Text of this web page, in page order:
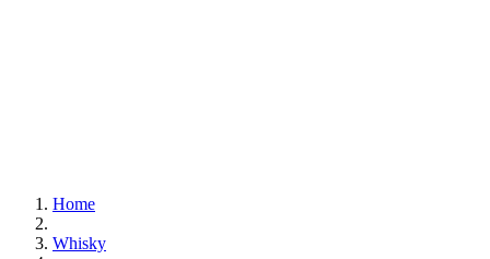
Home
Whisky